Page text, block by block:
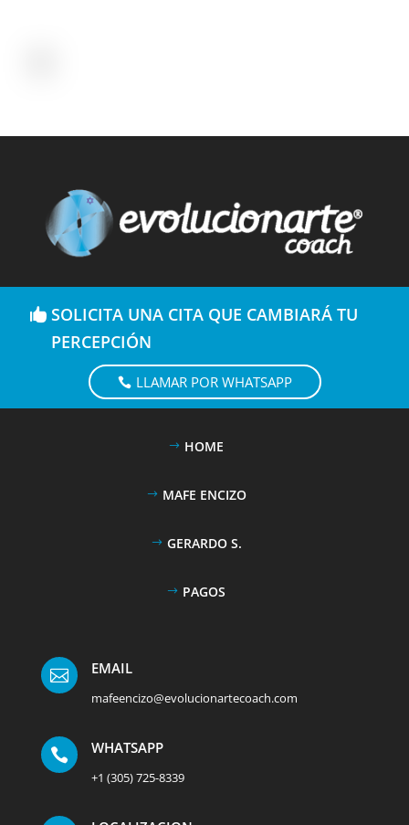
SOLICITA UNA CITA QUE CAMBIARÁ TU
PERCEPCIÓN
LLAMAR POR WHATSAPP
HOME
MAFE ENCIZO
GERARDO S.
PAGOS
 EMAIL
mafeencizo@evolucionartecoach.com
 WHATSAPP
+1 (305) 725-8339